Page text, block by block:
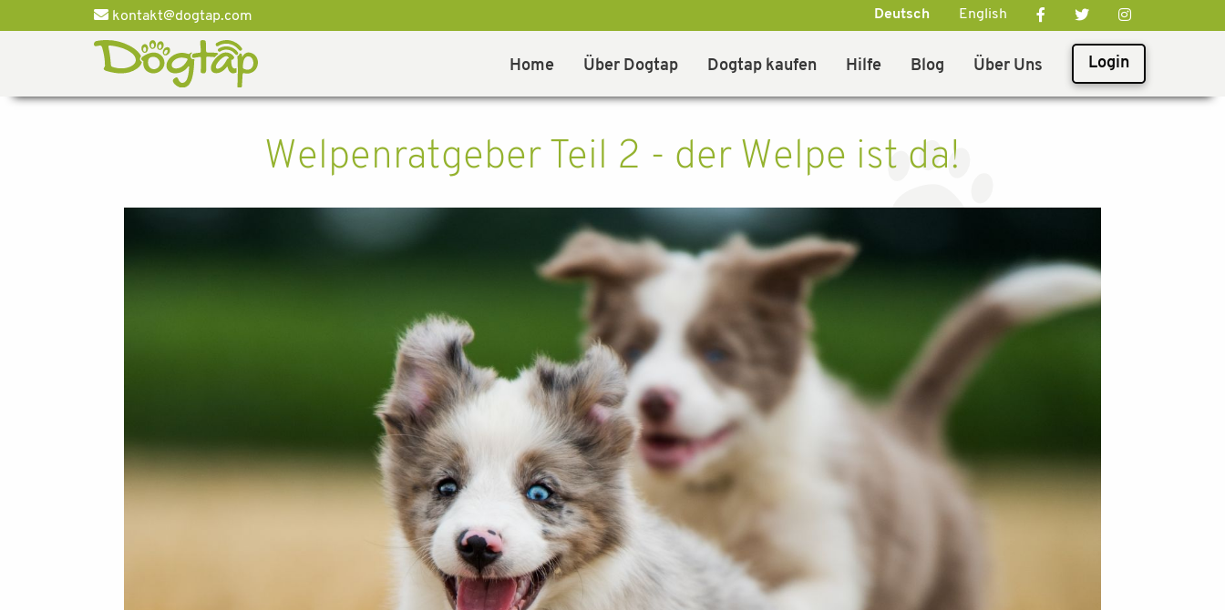
kontakt@dogtap.com Deutsch English
Home Über Dogtap Dogtap kaufen Hilfe Blog Über Uns Login
Welpenratgeber Teil 2 - der Welpe ist da!